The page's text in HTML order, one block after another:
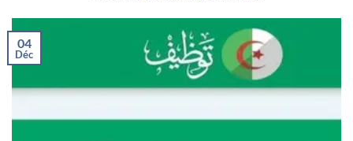
04
Déc